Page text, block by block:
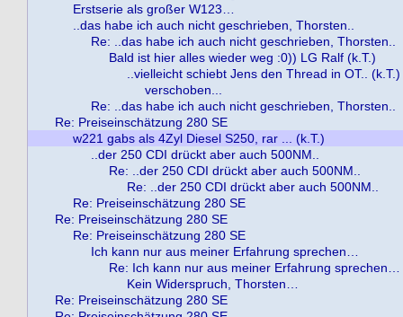
Erstserie als großer W123…
..das habe ich auch nicht geschrieben, Thorsten..
Re: ..das habe ich auch nicht geschrieben, Thorsten..
Bald ist hier alles wieder weg :0)) LG Ralf (k.T.)
..vielleicht schiebt Jens den Thread in OT.. (k.T.)
verschoben...
Re: ..das habe ich auch nicht geschrieben, Thorsten..
Re: Preiseinschätzung 280 SE
w221 gabs als 4Zyl Diesel S250, rar ... (k.T.)
..der 250 CDI drückt aber auch 500NM..
Re: ..der 250 CDI drückt aber auch 500NM..
Re: ..der 250 CDI drückt aber auch 500NM..
Re: Preiseinschätzung 280 SE
Re: Preiseinschätzung 280 SE
Re: Preiseinschätzung 280 SE
Ich kann nur aus meiner Erfahrung sprechen…
Re: Ich kann nur aus meiner Erfahrung sprechen…
Kein Widerspruch, Thorsten…
Re: Preiseinschätzung 280 SE